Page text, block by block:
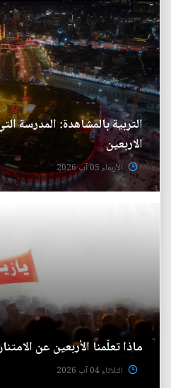
التربية بالمشاهدة: المدرسة
الاربعين
الأربعاء 05 آب 2026
ماذا تعلّمنا الأربعين عن
الثلاثاء 04 آب 2026